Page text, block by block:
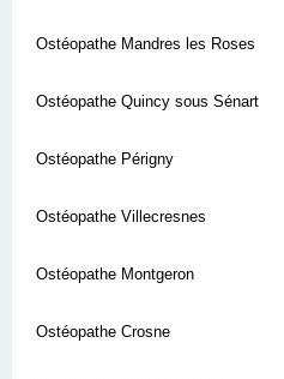
Ostéopathe Mandres les Roses
Ostéopathe Quincy sous Sénart
Ostéopathe Périgny
Ostéopathe Villecresnes
Ostéopathe Montgeron
Ostéopathe Crosne